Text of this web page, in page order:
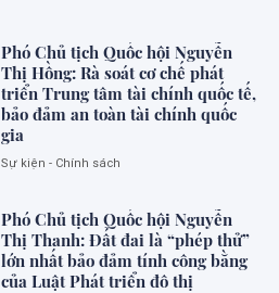
Phó Chủ tịch Quốc hội Nguyễn
Thị Hồng: Rà soát cơ chế phát
triển Trung tâm tài chính quốc tế,
bảo đảm an toàn tài chính quốc
gia
Sự kiện - Chính sách
Phó Chủ tịch Quốc hội Nguyễn
Thị Thanh: Đất đai là “phép thử”
lớn nhất bảo đảm tính công bằng
của Luật Phát triển đô thị